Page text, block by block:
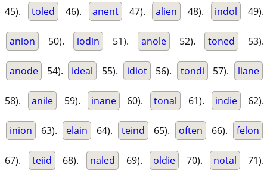
45). toled 46). anent 47). alien 48). indol 49).
anion 50). iodin 51). anole 52). toned 53).
anode 54). ideal 55). idiot 56). tondi 57). liane
58). anile 59). inane 60). tonal 61). indie 62).
inion 63). elain 64). teind 65). often 66). felon
67). teiid 68). naled 69). oldie 70). notal 71).